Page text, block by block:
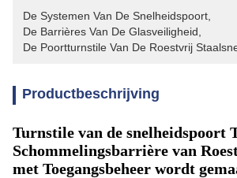
De Systemen Van De Snelheidspoort
De Barrières Van De Glasveiligheid
De Poortturnstile Van De Roestvrij
Productbeschrijving
Turnstile van de snelheidspoort
Schommelingsbarrière van
met Toegangsbeheer wordt